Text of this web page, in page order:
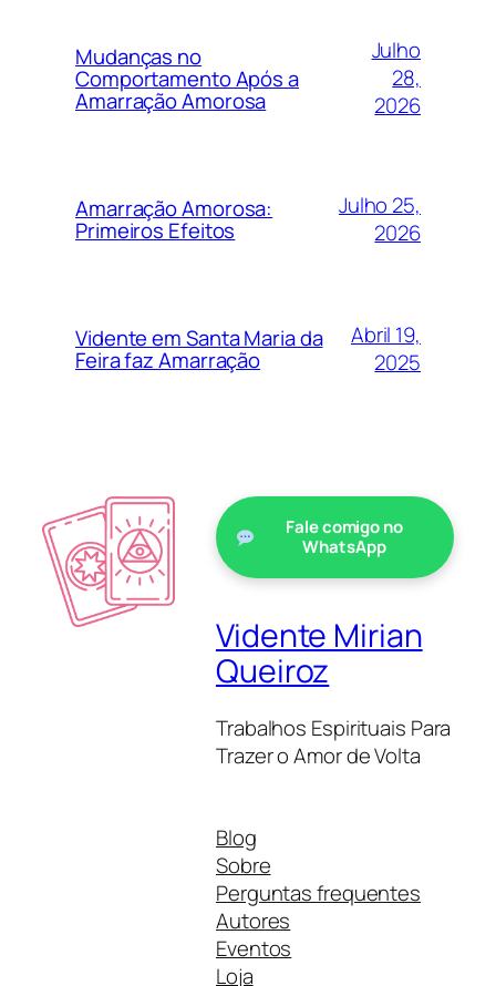
Mudanças no
Comportamento Após a
Amarração Amorosa
Julho
28,
2026
Amarração Amorosa:
Primeiros Efeitos
Julho 25,
2026
Vidente em Santa Maria da
Feira faz Amarração
Abril 19,
2025
Fale comigo no
WhatsApp
Vidente Mirian
Queiroz
Trabalhos Espirituais Para
Trazer o Amor de Volta
Blog
Sobre
Perguntas frequentes
Autores
Eventos
Loja